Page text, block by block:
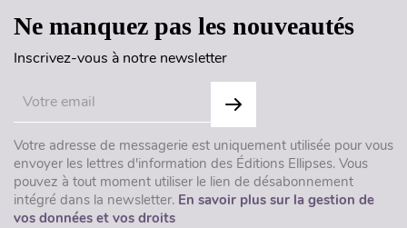
Ne manquez pas les nouveautés
Inscrivez-vous à notre newsletter
Votre adresse de messagerie est uniquement utilisée pour vous
envoyer les lettres d'information des Éditions Ellipses. Vous
pouvez à tout moment utiliser le lien de désabonnement
intégré dans la newsletter. En savoir plus sur la gestion de
vos données et vos droits